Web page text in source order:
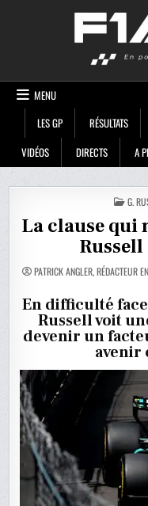
MENU
LES GP
RÉSULTATS
VIDÉOS
DIRECTS A
IN
G.
La clause qui
Russell
PATRICK ANGLER, RÉDACTEUR
En difficulté
Russell voit
devenir un
avenir